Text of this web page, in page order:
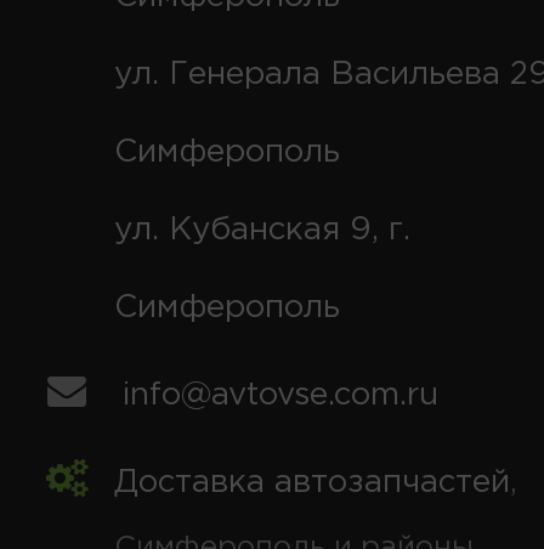
ул. Генерала Васильева
Симферополь
ул. Кубанская 9, г.
Симферополь
info@avtovse.com.ru
Доставка автозапчастей,